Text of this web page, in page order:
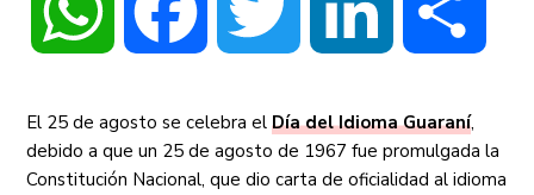
WhatsApp Facebook Twitter LinkedIn
El 25 de agosto se celebra elDía del Idioma Guaraní,
debido a que un 25 de agosto de 1967 fue promulgada la
Constitución Nacional, que dio carta de oficialidad al idioma